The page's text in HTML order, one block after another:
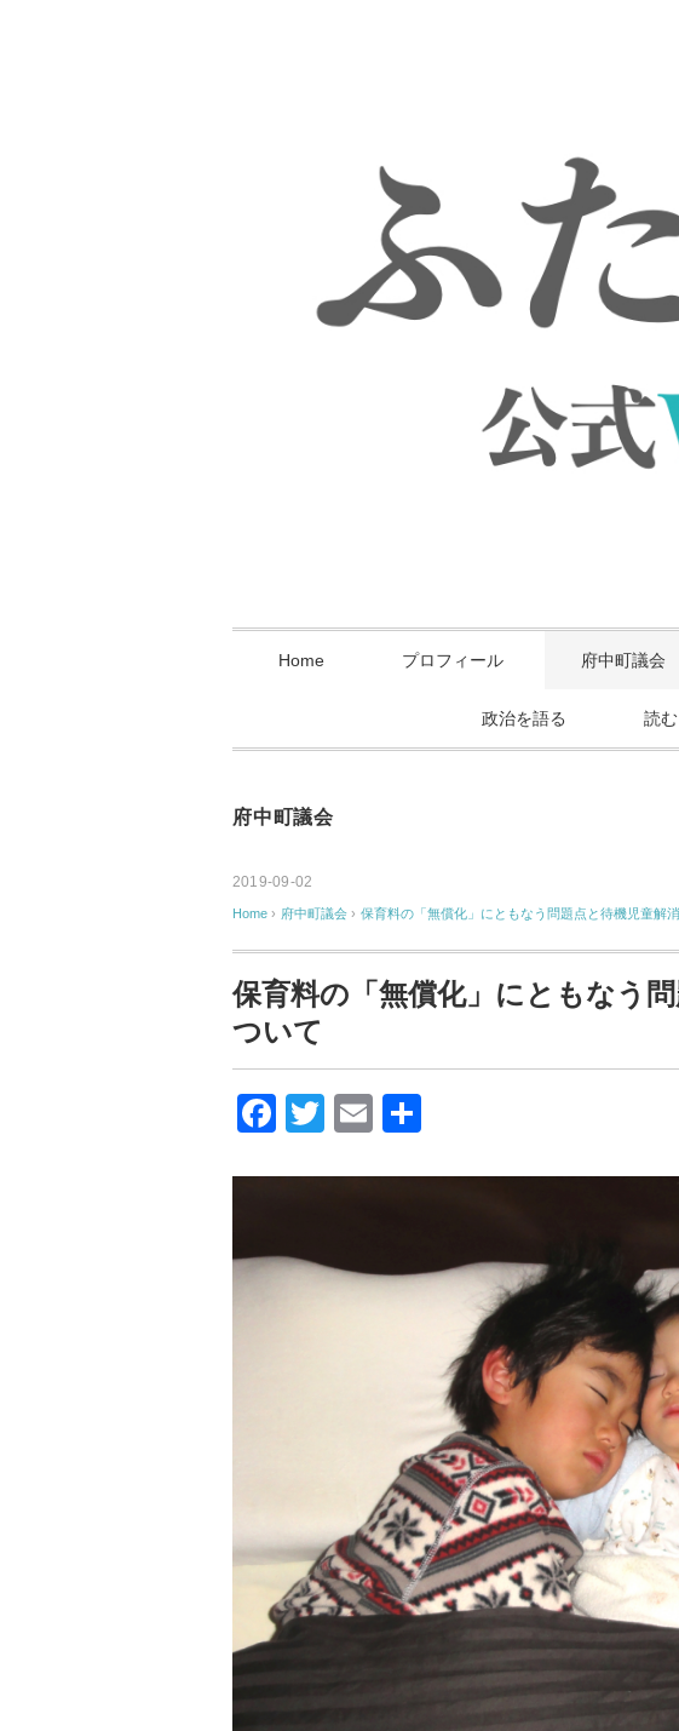
Home プロフィール 府中町議会
政治を語る 読
府中町議会
2019-09-02
Home › 府中町議会 › 保育料の「無償化」にともなう問題点と待機児童解
保育料の「無償化」にともなう
ついて
F
c
b
T
tt
E
ail